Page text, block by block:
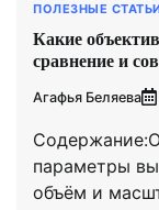
ПОЛЕЗНЫЕ
Какие
сравнение и
Агафья Беляева
параметры
объём и